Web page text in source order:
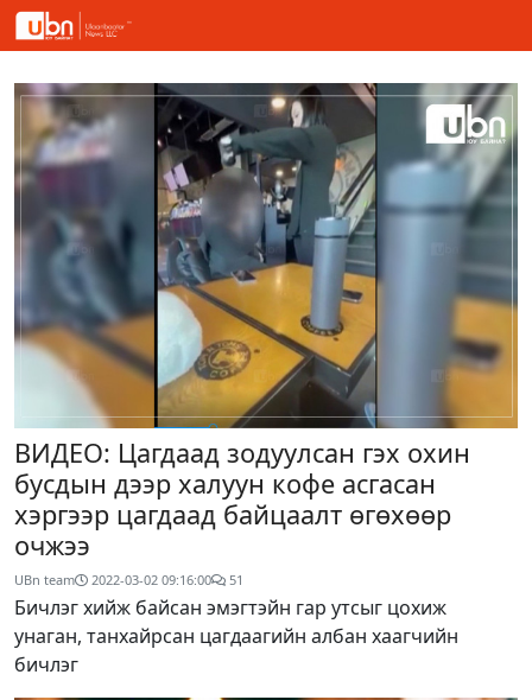
ВИДЕО: Цагдаад зодуулсан гэх охин
бусдын дээр халуун кофе асгасан
хэргээр цагдаад байцаалт өгөхөөр
очжээ
UBn team 2022-03-02 09:16:00 51
Бичлэг хийж байсан эмэгтэйн гар утсыг цохиж
унаган, танхайрсан цагдаагийн албан хаагчийн
бичлэг